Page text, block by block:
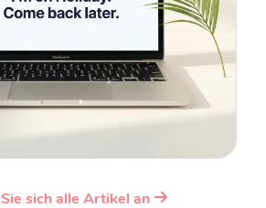
sich alle Artikel an